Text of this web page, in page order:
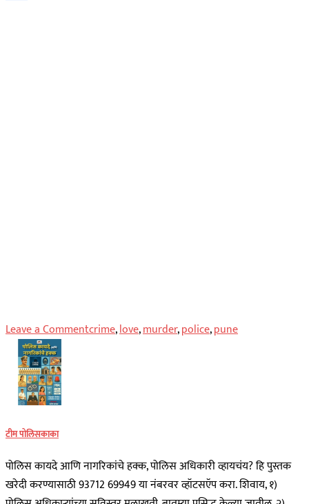
Leave a Commenton
अनैतिक
संबंधातून…
crime,love,murder,police,pune
टीम पोलिसकाका
पोलिस कायदे आणि नागरिकांचे हक्क, पोलिस अधिकारी व्हायचंय? हि पुस्तक
खरेदी करण्यासाठी 93712 69949 या नंबरवर व्हॉटसऍप करा. शिवाय, १)